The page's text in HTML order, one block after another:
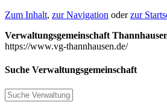
Zum Inhalt, zur Navigation oderzur
Verwaltungsgemeinschaft
https://www.vg-thannhausen.de/
Suche Verwaltungsgemeinschaft